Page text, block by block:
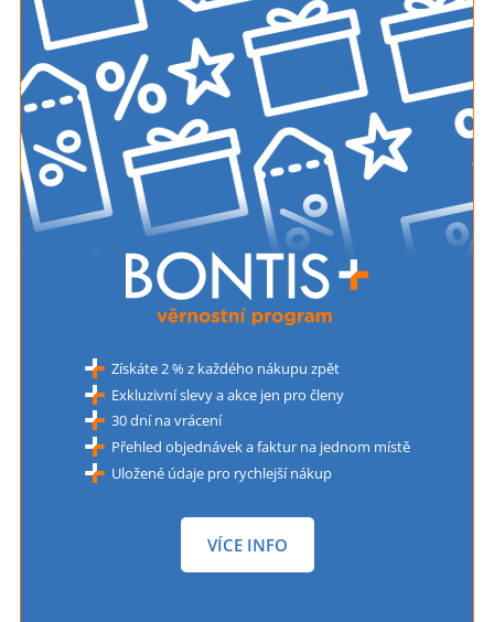
Získáte 2 % z každého nákupu zpět
Exkluzivní slevy a akce jen pro členy
30 dní na vrácení
Přehled objednávek a faktur na jednom místě
Uložené údaje pro rychlejší nákup
VÍCE INFO